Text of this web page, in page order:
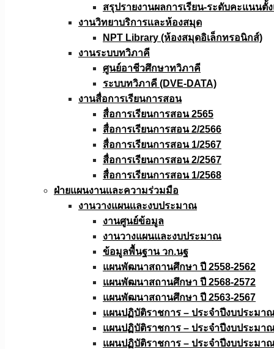
สรุปรายงานผลการเรียน-ระดับคะแนนตั้
งานวิทยาบริการเเละห้องสมุด
NPT Library (ห้องสมุดอิเล็กทรอนิกส์)
งานระบบทวิภาคี
ศูนย์อาชีวศึกษาทวิภาคี
ระบบทวิภาคี (DVE-DATA)
งานสื่อการเรียนการสอน
สื่อการเรียนการสอน 2565
สื่อการเรียนการสอน 2/2566
สื่อการเรียนการสอน 1/2567
สื่อการเรียนการสอน 2/2567
สื่อการเรียนการสอน 1/2568
ฝ่ายแผนงานเเละความร่วมมือ
งานวางแผนเเละงบประมาณ
งานศูนย์ข้อมูล
งานวางแผนและงบประมาณ
ข้อมูลพื้นฐาน วก.นฐ
แผนพัฒนาสถานศึกษา ปี 2558-2562
แผนพัฒนาสถานศึกษา ปี 2568-2572
แผนพัฒนาสถานศึกษา ปี 2563-2567
แผนปฏิบัติราชการ – ประจำปีงบประมา
แผนปฏิบัติราชการ – ประจำปีงบประมา
แผนปฏิบัติราชการ – ประจำปีงบประมา